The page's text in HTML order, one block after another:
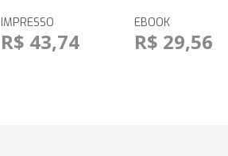
IMPRESSO
R$ 43,74
EBOOK
R$ 29,56